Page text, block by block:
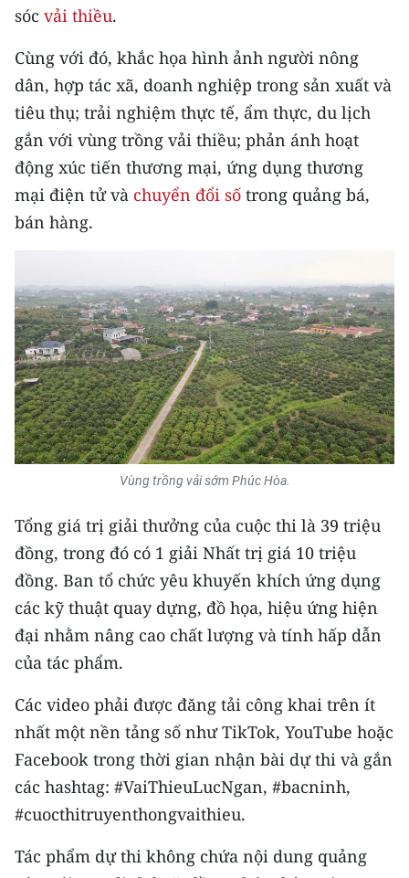
Media Xã hội
Media Pháp luật
Media Du lịch
Media Thế giới
Media Thể thao
Media Giáo dục
Media Khoa học - Công nghệ
Media Môi trường
Ảnh
Infographic
TIN ĐỊA PHƯƠNG
Trung du và miền núi phía Bắc
Đồng bằng sông Hồng
Bắc Trung Bộ
Duyên hải Nam Trung Bộ và Tây
Nguyên
Đông Nam Bộ
Đồng bằng sông Cửu Long
sóc vải thiều.
Cùng với đó, khắc họa hình ảnh người nông
dân, hợp tác xã, doanh nghiệp trong sản xuất và
tiêu thụ; trải nghiệm thực tế, ẩm thực, du lịch
gắn với vùng trồng vải thiều; phản ánh hoạt
động xúc tiến thương mại, ứng dụng thương
mại điện tử và chuyển đổi số trong quảng bá,
bán hàng.
Vùng trồng vải sớm Phúc Hòa.
Tổng giá trị giải thưởng của cuộc thi là 39 triệu
đồng, trong đó có 1 giải Nhất trị giá 10 triệu
đồng. Ban tổ chức yêu khuyến khích ứng dụng
các kỹ thuật quay dựng, đồ họa, hiệu ứng hiện
đại nhằm nâng cao chất lượng và tính hấp dẫn
của tác phẩm.
Các video phải được đăng tải công khai trên ít
nhất một nền tảng số như TikTok, YouTube hoặc
Facebook trong thời gian nhận bài dự thi và gắn
các hashtag: #VaiThieuLucNgan, #bacninh,
#cuocthitruyenthongvaithieu.
Tác phẩm dự thi không chứa nội dung quảng